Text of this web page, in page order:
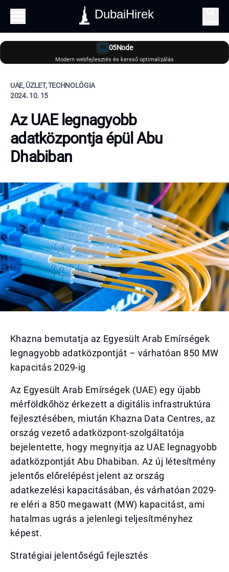
DubaiHirek
05Node
Modern webfejlesztés és kereső optimalizálás
UAE, ÜZLET, TECHNOLÓGIA
2024. 10. 15
Az UAE legnagyobb
adatközpontja épül Abu
Dhabiban
Khazna bemutatja az Egyesült Arab Emírségek
legnagyobb adatközpontját – várhatóan 850 MW
kapacitás 2029-ig
Az Egyesült Arab Emírségek (UAE) egy újabb
mérföldkőhöz érkezett a digitális infrastruktúra
fejlesztésében, miután Khazna Data Centres, az
ország vezető adatközpont-szolgáltatója
bejelentette, hogy megnyitja az UAE legnagyobb
adatközpontját Abu Dhabiban. Az új létesítmény
jelentős előrelépést jelent az ország
adatkezelési kapacitásában, és várhatóan 2029-
re eléri a 850 megawatt (MW) kapacitást, ami
hatalmas ugrás a jelenlegi teljesítményhez
képest.
Stratégiai jelentőségű fejlesztés